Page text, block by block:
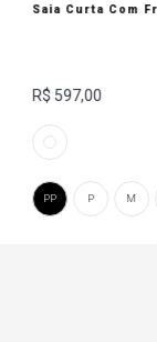
Saia Curta Com
R$ 597,00
M
P
PP